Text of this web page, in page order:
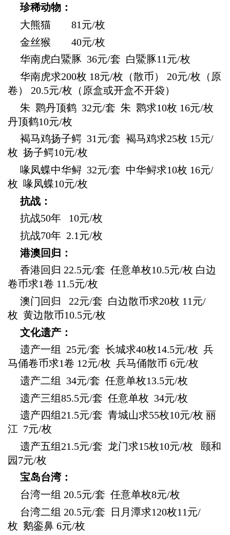
珍稀动物：
大熊猫 81元/枚
金丝猴 40元/枚
华南虎白鱀豚 36元/套 白鱀豚11元/枚
华南虎求200枚 18元/枚（散币） 20元/枚（原
卷） 20.5元/枚（原盒或开盒不开袋）
朱 鹮丹顶鹤 32元/套 朱 鹮求10枚 16元/枚
丹顶鹤10元/枚
褐马鸡扬子鳄 31元/套 褐马鸡求25枚 15元/
枚 扬子鳄10元/枚
喙凤蝶中华鲟 32元/套 中华鲟求10枚 16元/
枚 喙凤蝶10元/枚
抗战：
抗战50年 10元/枚
抗战70年 2.1元/枚
港澳回归：
香港回归 22.5元/套 任意单枚10.5元/枚 白边
卷币求1卷 11.5元/枚
澳门回归 22元/套 白边散币求20枚 11元/
枚 黄边散币10.5元/枚
文化遗产：
遗产一组 25元/套 长城求40枚14.5元/枚 兵
马俑卷币求1卷 12元/枚 兵马俑散币 6元/枚
遗产二组 34元/套 任意单枚13.5元/枚
遗产三组85.5元/套 任意单枚 34元/枚
遗产四组21.5元/套 青城山求55枚10元/枚 丽
江 7元/枚
遗产五组 21.5元/套 龙门求15枚10元/枚 颐和
园7元/枚
宝岛台湾：
台湾一组 20.5元/套 任意单枚8元/枚
台湾二组 20.5元/套 日月潭求120枚11元/
枚 鹅銮鼻 6元/枚